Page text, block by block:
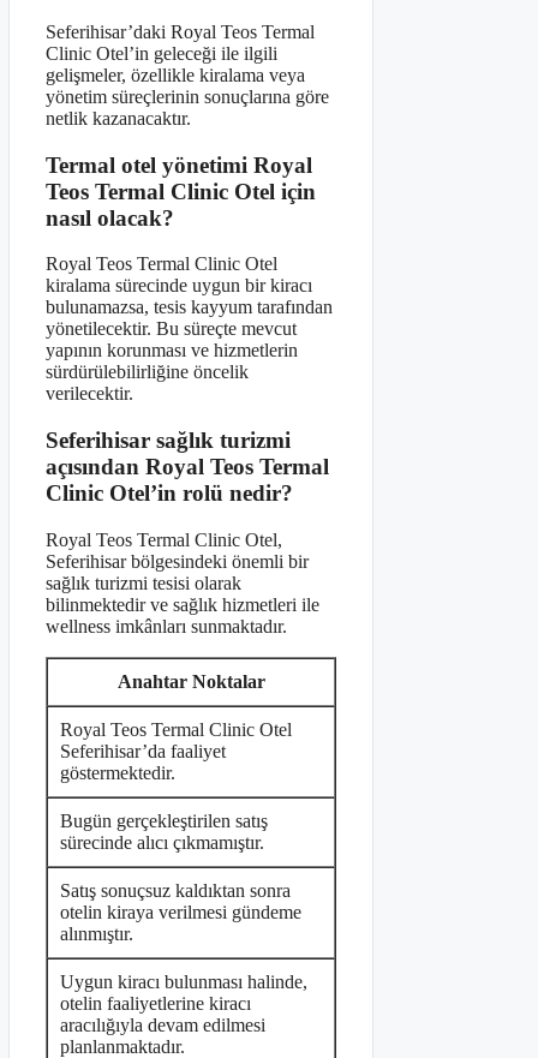
Seferihisar’daki Royal Teos Termal
Clinic Otel’in geleceği ile ilgili
gelişmeler, özellikle kiralama veya
yönetim süreçlerinin sonuçlarına göre
netlik kazanacaktır.
Termal otel yönetimi Royal
Teos Termal Clinic Otel için
nasıl olacak?
Royal Teos Termal Clinic Otel
kiralama sürecinde uygun bir kiracı
bulunamazsa, tesis kayyum tarafından
yönetilecektir. Bu süreçte mevcut
yapının korunması ve hizmetlerin
sürdürülebilirliğine öncelik
verilecektir.
Seferihisar sağlık turizmi
açısından Royal Teos Termal
Clinic Otel’in rolü nedir?
Royal Teos Termal Clinic Otel,
Seferihisar bölgesindeki önemli bir
sağlık turizmi tesisi olarak
bilinmektedir ve sağlık hizmetleri ile
wellness imkânları sunmaktadır.
Anahtar Noktalar
Royal Teos Termal Clinic Otel
Seferihisar’da faaliyet
göstermektedir.
Bugün gerçekleştirilen satış
sürecinde alıcı çıkmamıştır.
Satış sonuçsuz kaldıktan sonra
otelin kiraya verilmesi gündeme
alınmıştır.
Uygun kiracı bulunması halinde,
otelin faaliyetlerine kiracı
aracılığıyla devam edilmesi
planlanmaktadır.